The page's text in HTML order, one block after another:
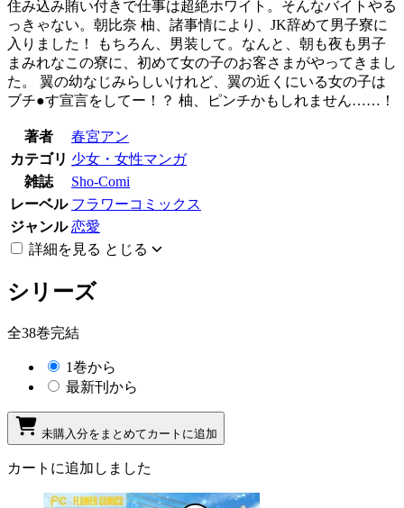
住み込み賄い付きで仕事は超絶ホワイト。そんなバイトやる
っきゃない。朝比奈 柚、諸事情により、JK辞めて男子寮に
入りました！ もちろん、男装して。なんと、朝も夜も男子
まみれなこの寮に、初めて女の子のお客さまがやってきまし
た。 翼の幼なじみらしいけれど、翼の近くにいる女の子は
ブチ●す宣言をしてー！？ 柚、ピンチかもしれません……！
著者
春宮アン
カテゴリ 少女・女性マンガ
雑誌
Sho-Comi
レーベル フラワーコミックス
ジャンル 恋愛
詳細を見る とじる
シリーズ
全38巻完結
1巻から
最新刊から
未購入分をまとめてカートに追加
カートに追加しました